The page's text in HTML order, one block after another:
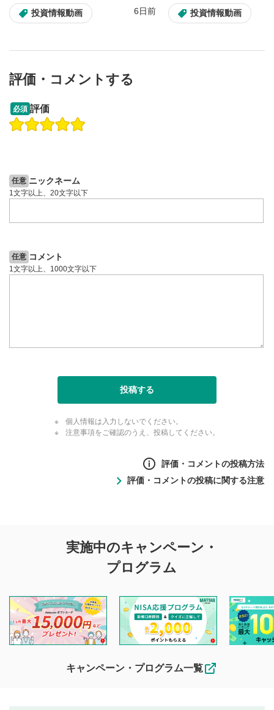
投資情報動画 6日前 投資情報動画
操作説明動画
評価・コメントする
必須 評価
任意 ニックネーム
1文字以上、20文字以下
任意 コメント
1文字以上、1000文字以下
投稿する
個人情報は入力しないでください。
注意事項をご確認のうえ、投稿してください。
評価・コメントの投稿方法
評価・コメントの投稿に関する注意
投稿に関する注意
を目的として、各動画コンテンツに、評価およびコメントの
投稿ができます。利用者は以下の注意事項をご理解のうえ、
閲覧および投稿を行うものとしてください。
他の利用者が動画を視聴される際の参考になるコメントをお
待ちしております。
なお、投稿をもって、本注意事項に同意されたものとみなし
実施中のキャンペーン・
プログラム
キャンペーン・プログラム一覧